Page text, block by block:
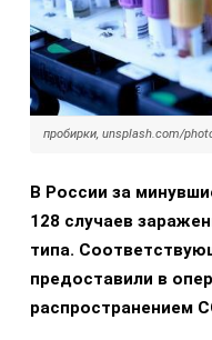
пробирки, unsplash.com/
В России за
128 случаев
типа.
предоставили в
распространением